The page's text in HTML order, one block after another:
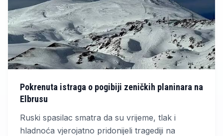
Pokrenuta istraga o pogibiji zeničkih planinara na
Elbrusu
Ruski spasilac smatra da su vrijeme, tlak i
hladnoća vjerojatno pridonijeli tragediji na